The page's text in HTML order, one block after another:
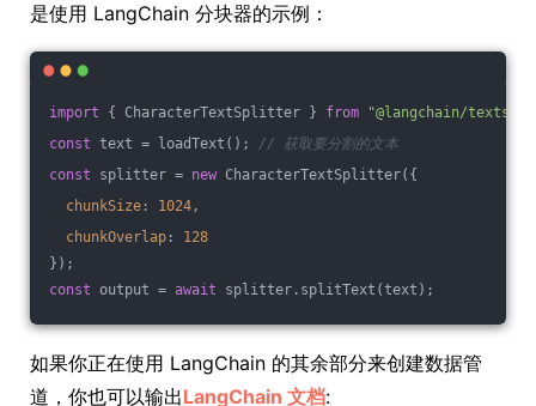
是使用 LangChain 分块器的示例：
import { CharacterTextSplitter } from
"@langchain/
const text = loadText(); // 获取要分割的文本
const splitter = new CharacterTextSplitter({
chunkSize : 1024,
chunkOverlap : 128
});
const output = await splitter.splitText(text);
如果你正在使用 LangChain 的其余部分来创建数据管
道，你也可以输出LangChain 文档: